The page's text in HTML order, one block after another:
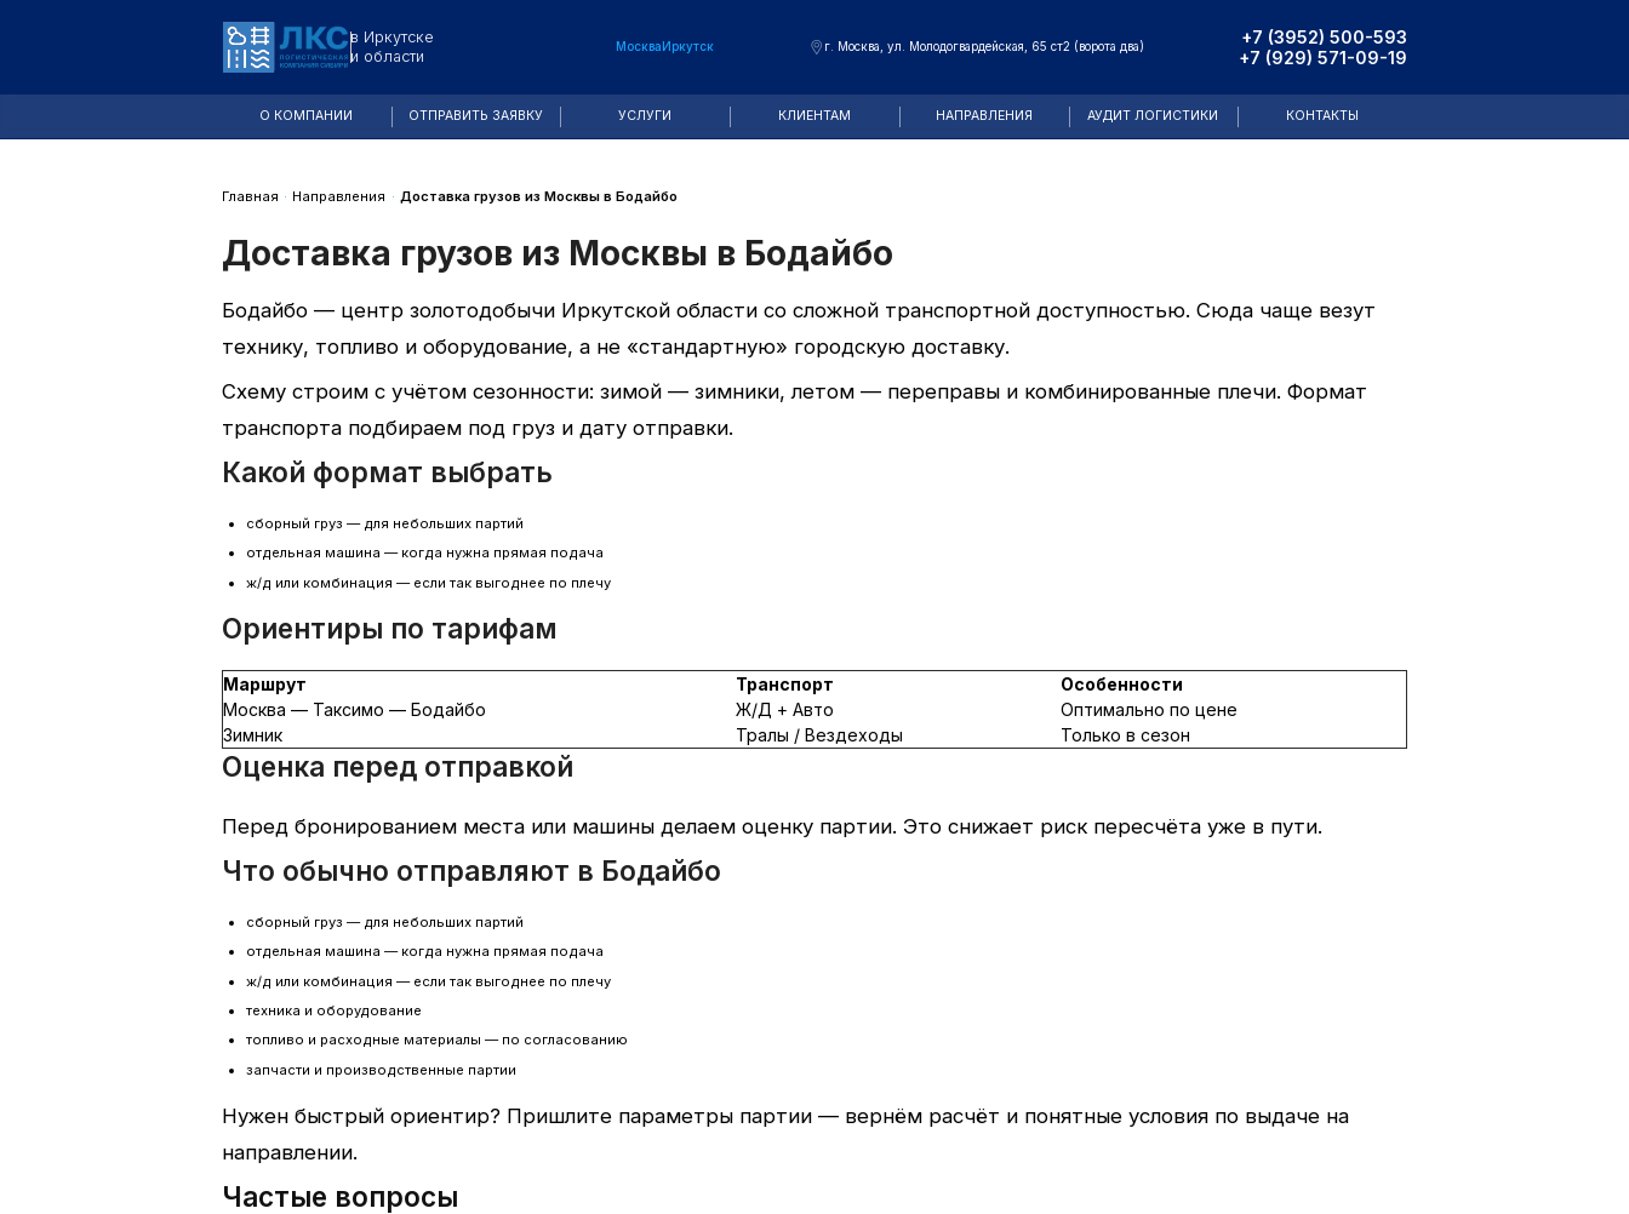
]=*?_п#к-
е _е#_з#__
Москва Иркутск г. Москва, ул. Молодогвардейская, 65 ст2 (ворота два)
+7 (3952) 500-593
+7 (929) 571-09-19
О КОМПАНИИ ОТПРАВИТЬ ЗАЯВКУ УСЛУГИ КЛИЕНТАМ НАПРАВЛЕНИЯ АУДИТ ЛОГИСТИКИ КОНТАКТЫ
Главная · Направления · Доставка грузов из Москвы в Бодайбо
Доставка грузов из Москвы в Бодайбо
Бодайбо — центр золотодобычи Иркутской области со сложной транспортной доступностью. Сюда чаще везут
технику, топливо и оборудование, а не «стандартную» городскую доставку.
Схему строим с учётом сезонности: зимой — зимники, летом — переправы и комбинированные плечи. Формат
транспорта подбираем под груз и дату отправки.
Какой формат выбрать
сборный груз — для небольших партий
отдельная машина — когда нужна прямая подача
ж/д или комбинация — если так выгоднее по плечу
Ориентиры по тарифам
Маршрут Транспорт
Особенности
Москва — Таксимо — Бодайбо
Ж/Д + Авто
Оптимально по цене
Зимник
Тралы / Вездеходы Только в сезон
Оценка перед отправкой
Перед бронированием места или машины делаем оценку партии. Это снижает риск пересчёта уже в пути.
Что обычно отправляют в Бодайбо
сборный груз — для небольших партий
отдельная машина — когда нужна прямая подача
ж/д или комбинация — если так выгоднее по плечу
техника и оборудование
топливо и расходные материалы — по согласованию
запчасти и производственные партии
Нужен быстрый ориентир? Пришлите параметры партии — вернём расчёт и понятные условия по выдаче на
направлении.
Частые вопросы